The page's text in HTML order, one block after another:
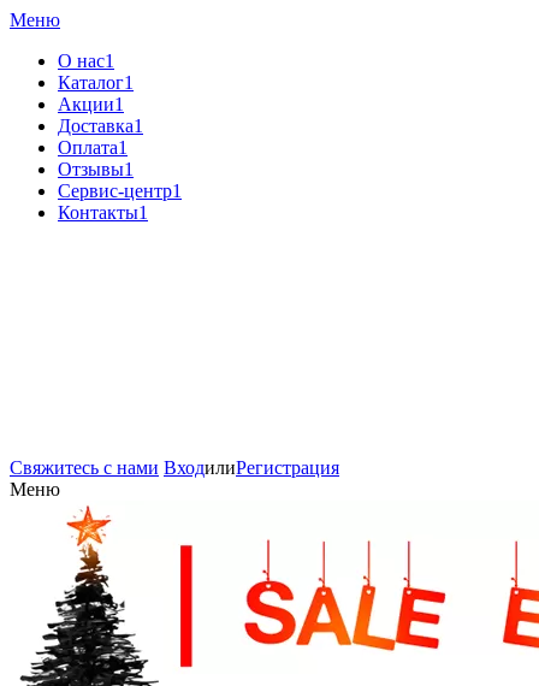
Меню
О нас1
Каталог1
Акции1
Доставка1
Оплата1
Отзывы1
Сервис-центр1
Контакты1
Свяжитесь с нами ВходилиРегистрация
Меню